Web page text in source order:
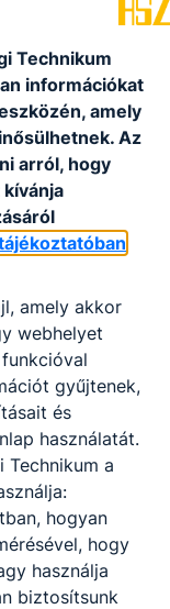
Technikum
információkat
amely
Az
arról, hogy
amely akkor
webhelyet
gyűjtenek,
és
használatát.
Technikum a
hogyan
hogy
használja
biztosítsunk